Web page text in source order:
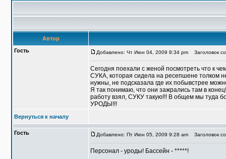
Автор
Гость
Добавлено: Чт Июн 04, 2009 8:34 pm Заголовок
Сегодня поехали с женой посмотреть что к
СУКА, которая сидела на ресепшене толком не
нужны, не подсказала где их побывстрее
Я так понимаю, что они зажрались там в
работу взял, СУКУ такую!!! В общем мы туда
УРОДЫ!!!
Вернуться к началу
Гость Добавлено: Пт Июн 05, 2009 9:28 am Заголовок
Персонал - уроды! Бассейн - *****!